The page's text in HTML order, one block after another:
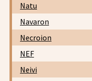
Natu
Navaron
Necroion
NEF
Neivi